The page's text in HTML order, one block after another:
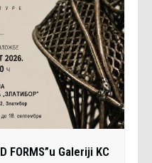
FORMS”u Galeriji KC